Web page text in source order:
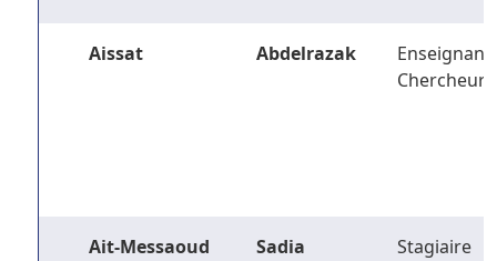
Aissat Abdelrazak
Enseignant-
Chercheur
Ait-Messaoud Sadia Stagiaire